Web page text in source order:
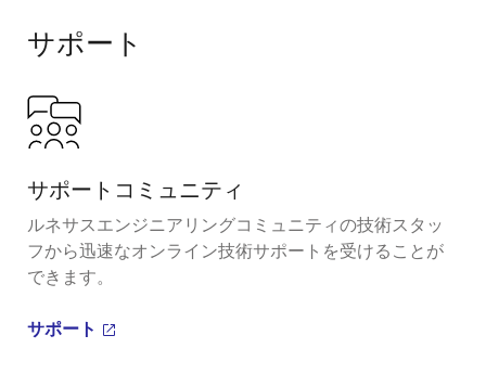
サポート
サポートコミュニティ
ルネサスエンジニアリングコミュニティの技術スタッ
フから迅速なオンライン技術サポートを受けることが
できます。
サポート